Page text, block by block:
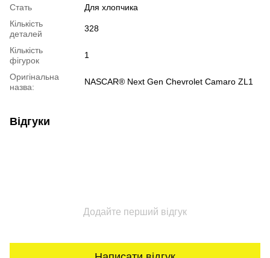
Стать
Для хлопчика
Кількість
деталей
328
Кількість
фігурок
1
Оригінальна
назва:
NASCAR® Next Gen Chevrolet Camaro ZL1
Відгуки
Додайте перший відгук